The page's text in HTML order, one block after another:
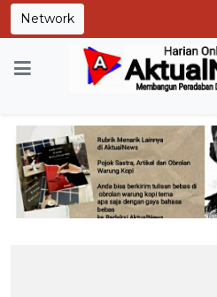
Network